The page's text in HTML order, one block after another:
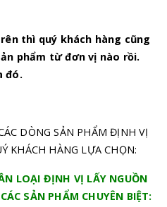
thì quý khách hàng cũng
phẩm từ đơn vị nào rồi.
đó.
DÒNG SẢN PHẨM ĐỊNH VỊ
KHÁCH HÀNG LỰA CHỌN:
LOẠI ĐỊNH VỊ LẤY NGUỒN
SẢN PHẨM CHUYÊN BIỆT: